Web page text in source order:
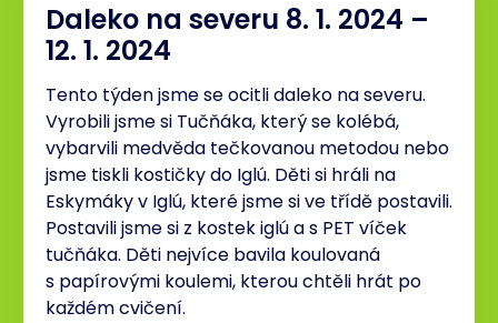
Daleko na severu 8. 1. 2024 –
12. 1. 2024
Tento týden jsme se ocitli daleko na severu.
Vyrobili jsme si Tučňáka, který se kolébá,
vybarvili medvěda tečkovanou metodou nebo
jsme tiskli kostičky do Iglú. Děti si hráli na
Eskymáky v Iglú, které jsme si ve třídě postavili.
Postavili jsme si z kostek iglú a s PET víček
tučňáka. Děti nejvíce bavila koulovaná
s papírovými koulemi, kterou chtěli hrát po
každém cvičení.